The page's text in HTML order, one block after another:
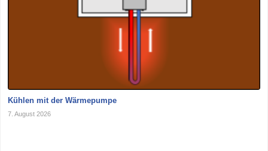
Kühlen mit der Wärmepumpe
7. August 2026